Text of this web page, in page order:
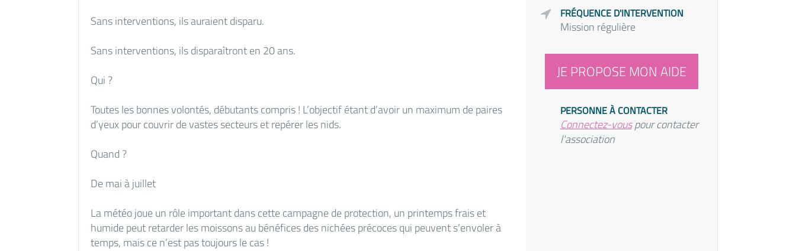
Sans interventions, ils auraient disparu.
Sans interventions, ils disparaîtront en 20 ans.
Qui ?
Toutes les bonnes volontés, débutants compris ! L’objectif étant d’avoir un maximum de paires
d’yeux pour couvrir de vastes secteurs et repérer les nids.
Quand ?
De mai à juillet
La météo joue un rôle important dans cette campagne de protection, un printemps frais et
humide peut retarder les moissons au bénéfices des nichées précoces qui peuvent s’envoler à
temps, mais ce n’est pas toujours le cas !
FRÉQUENCE D'INTERVENTION
Mission régulière
JE PROPOSE MON AIDE
PERSONNE À CONTACTER
Connectez-vouspour contacter
l'association